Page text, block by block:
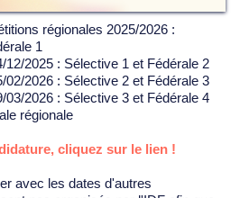
régionales 2025/2026 :
1
12/2025 : Sélective 1 et Fédérale 2
02/2026 : Sélective 2 et Fédérale 3
03/2026 : Sélective 3 et Fédérale 4
régionale
cliquez sur le lien !
avec les dates d'autres